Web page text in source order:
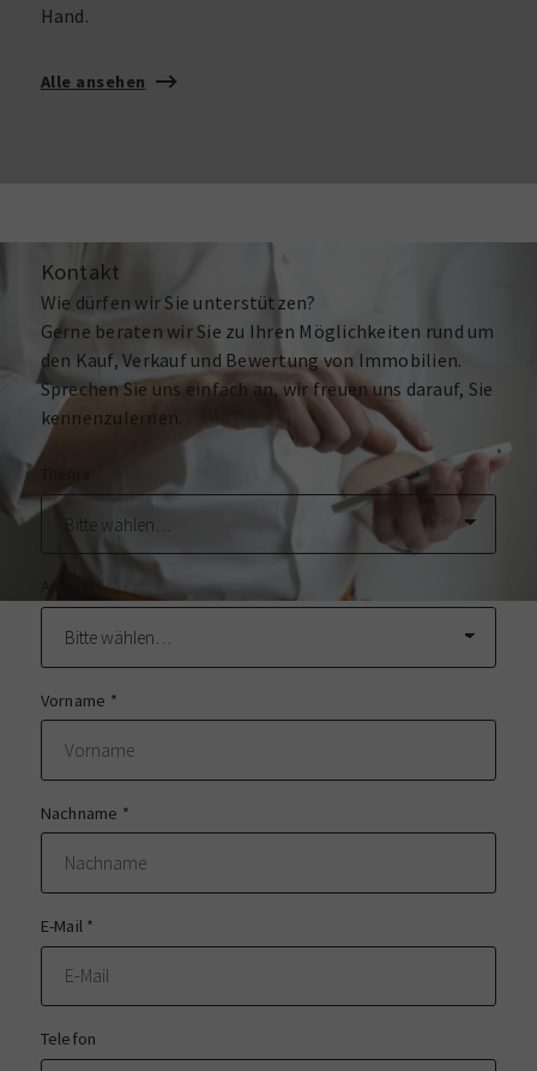
Hand.
Alle ansehen
Kontakt
Wie dürfen wir Sie unterstützen?
Gerne beraten wir Sie zu Ihren Möglichkeiten rund um
den Kauf, Verkauf und Bewertung von Immobilien.
Sprechen Sie uns einfach an, wir freuen uns darauf, Sie
kennenzulernen.
Vorname *
Nachname *
E-Mail *
Telefon